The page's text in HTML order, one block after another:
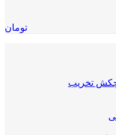
تومان
چکش تخریب